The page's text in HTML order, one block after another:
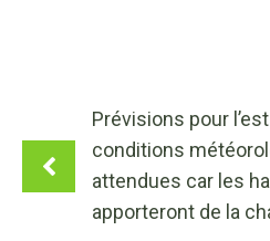
Prévisions pour
conditions
attendues car les
apporteront de la